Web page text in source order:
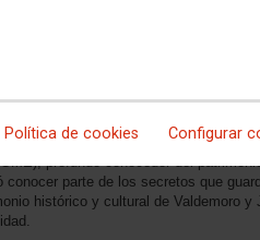
Política de cookies Configurar
Ambiente, se desplegó por tierras
en Ciempozuelos, una antigua
de sal en Ciempozuelos, las terrazas
fueron nuestro destino en esta
de nuestros guías: Por la
profundo conocedor del
parte de los secretos que
histórico y cultural de Valdemoro